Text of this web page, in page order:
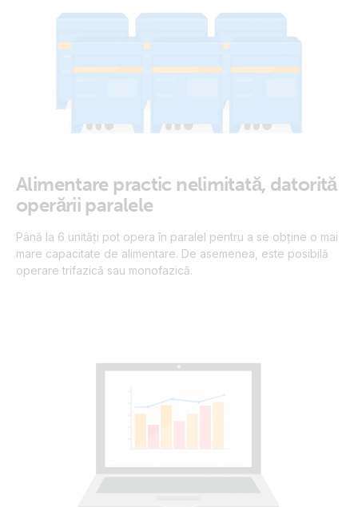
Alimentare practic nelimitată, datorită
operării paralele
Până la 6 unități pot opera în paralel pentru a se obține o mai
mare capacitate de alimentare. De asemenea, este posibilă
operare trifazică sau monofazică.